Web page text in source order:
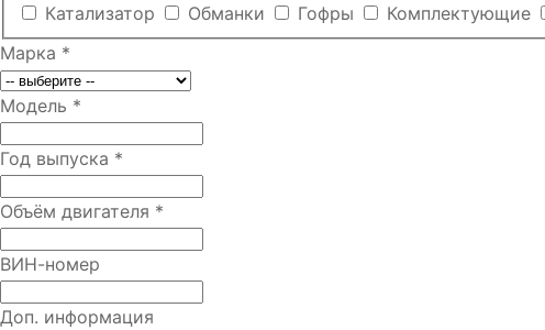
Катализатор
Обманки Гофры Комплектующие
Марка *
Модель *
Год выпуска *
Объём двигателя *
ВИН-номер
Доп. информация